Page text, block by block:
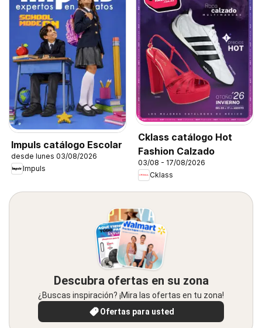
Impuls catálogo Escolar
desde lunes 03/08/2026
Impuls
Cklass catálogo Hot
Fashion Calzado
03/08 - 17/08/2026
Cklass
Descubra ofertas en su zona
¿Buscas inspiración? ¡Mira las ofertas en tu zona!
Ofertas para usted